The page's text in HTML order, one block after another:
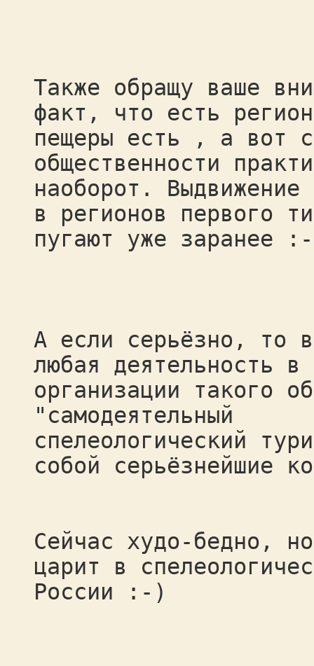
Также обращу ваше
факт, что есть
пещеры есть , а вот
общественности
наоборот. Выдвижение
в регионов первого
пугают уже заранее
А если серьёзно, то
любая деятельность в
организации такого
"самодеятельный
спелеологический
собой серьёзнейшие
Сейчас худо-бедно,
царит в
России :-)